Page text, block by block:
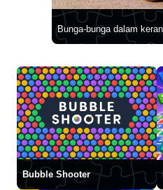
Bubble Shooter